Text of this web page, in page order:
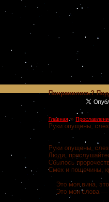
Понравилось?
Главная»
Руки опущены,
Руки опущены,
Люди,
Сбылось
Смех и пощечины,
Это моя вина,
Это мои слова —